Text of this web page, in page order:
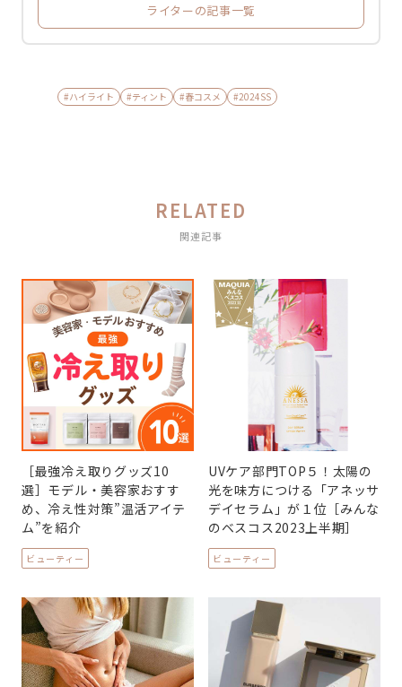
ライターの記事一覧
#ハイライト #ティント #春コスメ #2024SS
RELATED
関連記事
［最強冷え取りグッズ10
選］モデル・美容家おすす
め、冷え性対策”温活アイテ
ム”を紹介
ビューティー
UVケア部門TOP５！太陽の
光を味方につける「アネッサ
デイセラム」が１位［みんな
のベスコス2023上半期］
ビューティー